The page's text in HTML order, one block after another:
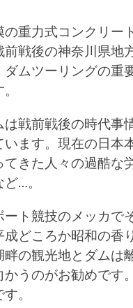
重力式コンクリー
戦後の神奈川県地
ムツーリングの重
戦前戦後の時代事
ます。現在の日本
きた人々の過酷な
…。
ト競技のメッカで
どころか昭和の香
の観光地とダムは
かうのがお勧めです
。